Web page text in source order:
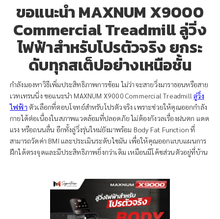
ขอแนะนำ MAXNUM X9000
Commercial Treadmill ลู่วิ่ง
ไฟฟ้าสำหรับโปรตัวจริง ยกระ
ดับทุกสเต็ปอย่างเหนือชั้น
กำลังมองหาวิธีเพิ่มประสิทธิภาพการซ้อม ไม่ว่าจะสายวิ่งมาราธอนหรือสาย
เวทเทรนนิ่ง ขอแนะนำ MAXNUM X9000 Commercial Treadmillลู่วิ่ง
ไฟฟ้า ตัวเลือกที่ตอบโจทย์สำหรับโปรตัวจริง เพราะช่วยให้คุณออกกำลัง
กายได้ต่อเนื่องในสภาพแวดล้อมที่ปลอดภัย ไม่ต้องกังวลเรื่องฝนตก แดด
แรง หรือถนนลื่น อีกทั้งลู่วิ่งรุ่นใหม่ยังมาพร้อม Body Fat Function ที่
สามารถวัดค่า BMI และประเมินระดับไขมัน เพื่อให้คุณออกแบบแผนการ
ฝึกได้ตรงจุดและมีประสิทธิภาพยิ่งกว่าเดิม เหมือนมีโค้ชส่วนตัวอยู่ที่บ้าน